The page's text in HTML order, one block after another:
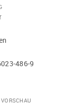
486-9